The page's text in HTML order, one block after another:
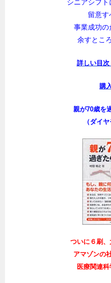
シニアシフ
留意す
事業成功の
余すとこ
詳しい目
購
親が70歳を
（ダイ
ついに６刷、
アマゾンの
医療関連